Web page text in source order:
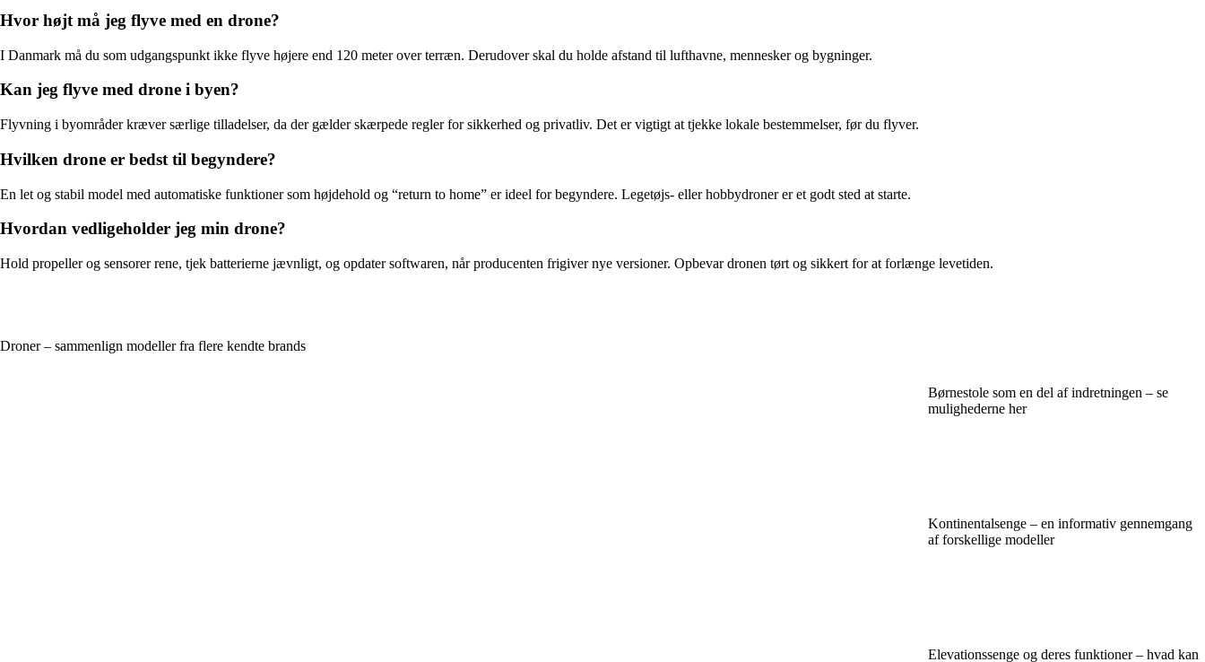
Hvor højt må jeg flyve med en drone?
I Danmark må du som udgangspunkt ikke flyve højere end 120 meter over terræn. Derudover skal du holde afstand til lufthavne, mennesker og bygninger.
Kan jeg flyve med drone i byen?
Flyvning i byområder kræver særlige tilladelser, da der gælder skærpede regler for sikkerhed og privatliv. Det er vigtigt at tjekke lokale bestemmelser, før du flyver.
Hvilken drone er bedst til begyndere?
En let og stabil model med automatiske funktioner som højdehold og “return to home” er ideel for begyndere. Legetøjs- eller hobbydroner er et godt sted at starte.
Hvordan vedligeholder jeg min drone?
Hold propeller og sensorer rene, tjek batterierne jævnligt, og opdater softwaren, når producenten frigiver nye versioner. Opbevar dronen tørt og sikkert for at forlænge levetiden.
Droner – sammenlign modeller fra flere kendte brands
Børnestole som en del af indretningen – se
mulighederne her
Kontinentalsenge – en informativ gennemgang
af forskellige modeller
Elevationssenge og deres funktioner – hvad kan